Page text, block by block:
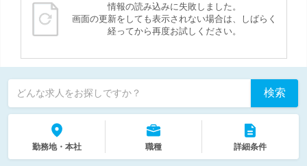
情報の読み込みに失敗しました。
画面の更新をしても表示されない場合は、しばらく
経ってから再度お試しください。
どんな求人をお探しですか？ 検索
勤務地・本社 職種 詳細条件